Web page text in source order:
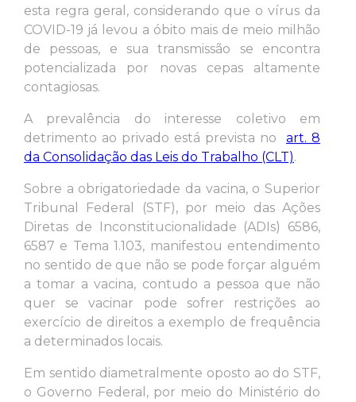
esta regra geral, considerando que o vírus da
COVID-19 já levou a óbito mais de meio milhão
de pessoas, e sua transmissão se encontra
potencializada por novas cepas altamente
contagiosas.
A prevalência do interesse coletivo em
detrimento ao privado está prevista no art. 8
da Consolidação das Leis do Trabalho (CLT).
Sobre a obrigatoriedade da vacina, o Superior
Tribunal Federal (STF), por meio das Ações
Diretas de Inconstitucionalidade (ADIs) 6586,
6587 e Tema 1.103, manifestou entendimento
no sentido de que não se pode forçar alguém
a tomar a vacina, contudo a pessoa que não
quer se vacinar pode sofrer restrições ao
exercício de direitos a exemplo de frequência
a determinados locais.
Em sentido diametralmente oposto ao do STF,
o Governo Federal, por meio do Ministério do